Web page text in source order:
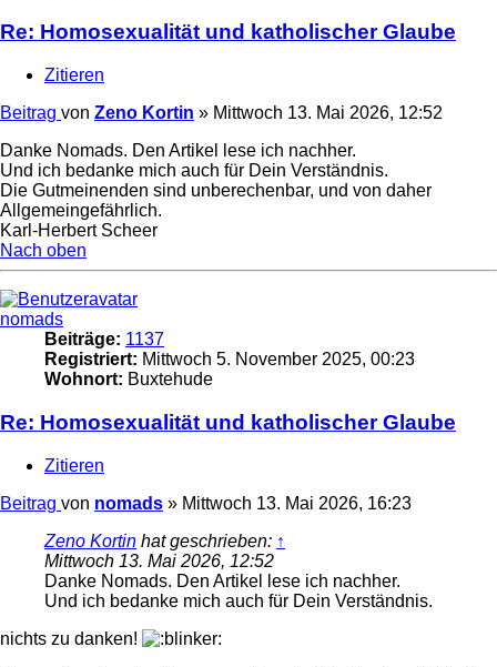
Re: Homosexualität und katholischer Glaube
Zitieren
Beitrag von Zeno Kortin » Mittwoch 13. Mai 2026, 12:52
Danke Nomads. Den Artikel lese ich nachher.
Und ich bedanke mich auch für Dein Verständnis.
Die Gutmeinenden sind unberechenbar, und von daher
Allgemeingefährlich.
Karl-Herbert Scheer
Nach oben
nomads
Beiträge: 1137
Registriert: Mittwoch 5. November 2025, 00:23
Wohnort: Buxtehude
Re: Homosexualität und katholischer Glaube
Zitieren
Beitrag von nomads » Mittwoch 13. Mai 2026, 16:23
Zeno Kortin hat geschrieben: ↑
Mittwoch 13. Mai 2026, 12:52
Danke Nomads. Den Artikel lese ich nachher.
Und ich bedanke mich auch für Dein Verständnis.
nichts zu danken!